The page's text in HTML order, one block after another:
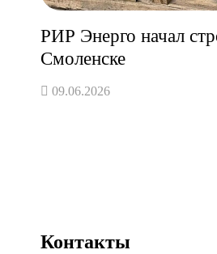
РИР Энерго начал
Смоленске
09.06.2026
Контакты